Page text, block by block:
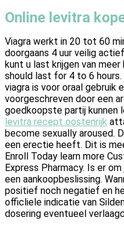
Online levitra
Viagra werkt in 20 tot 60
doorgaans 4 uur veilig
kunt u last krijgen van
should last for 4 to 6
viagra is voor oraal gebruik
voorgeschreven door een
goedkoopste partij kunnen
levitra recept oostenrijk
become sexually aroused.
een erectie heeft. Dit is
Enroll Today learn more
Express Pharmacy. Is er
een aankoopbeslissing.
positief noch negatief en
officliele indicatie van
dosering eventueel